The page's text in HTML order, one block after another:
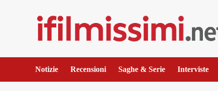
Notizie Recensioni Saghe & Serie Interviste